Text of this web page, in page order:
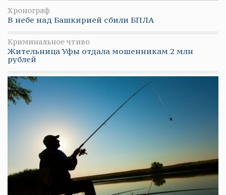
Хронограф
В небе над Башкирией сбили БПЛА
Криминальное чтиво
Жительница Уфы отдала мошенникам 2 млн
рублей